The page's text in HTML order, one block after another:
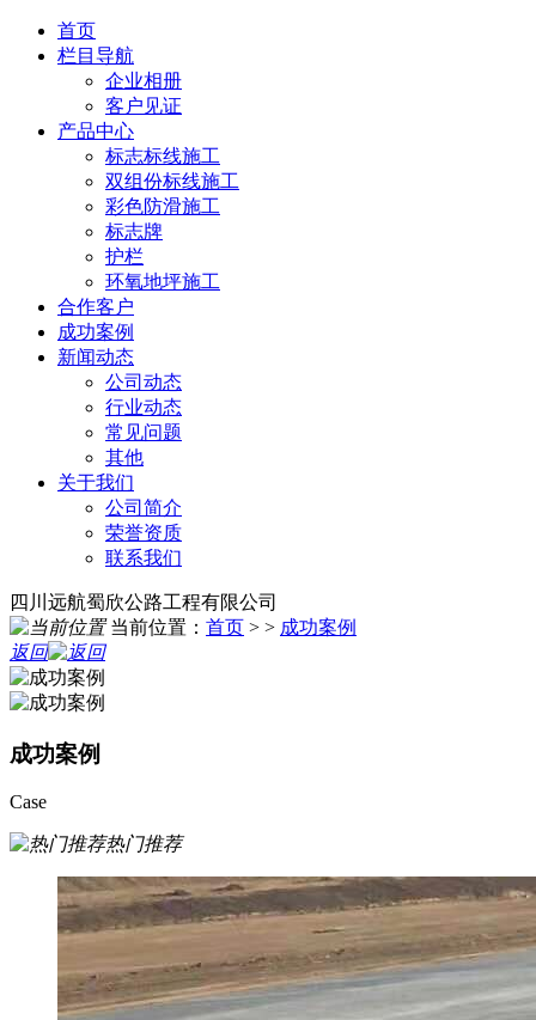
首页
栏目导航
企业相册
客户见证
产品中心
标志标线施工
双组份标线施工
彩色防滑施工
标志牌
护栏
环氧地坪施工
合作客户
成功案例
新闻动态
公司动态
行业动态
常见问题
其他
关于我们
公司简介
荣誉资质
联系我们
四川远航蜀欣公路工程有限公司
当前位置： 首页 > > 成功案例
返回
成功案例
Case
热门推荐